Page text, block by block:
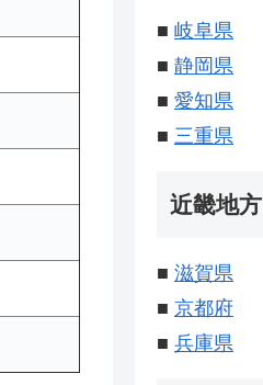
■ 岐阜県
■ 静岡県
■ 愛知県
■ 三重県
近畿地方
■ 滋賀県
■ 京都府
■ 兵庫県